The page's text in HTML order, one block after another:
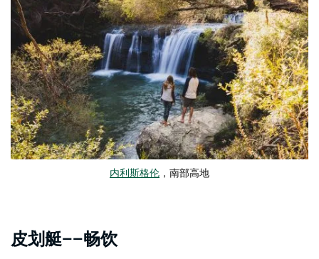
内利斯格伦 ，南部高地
皮划艇——畅饮